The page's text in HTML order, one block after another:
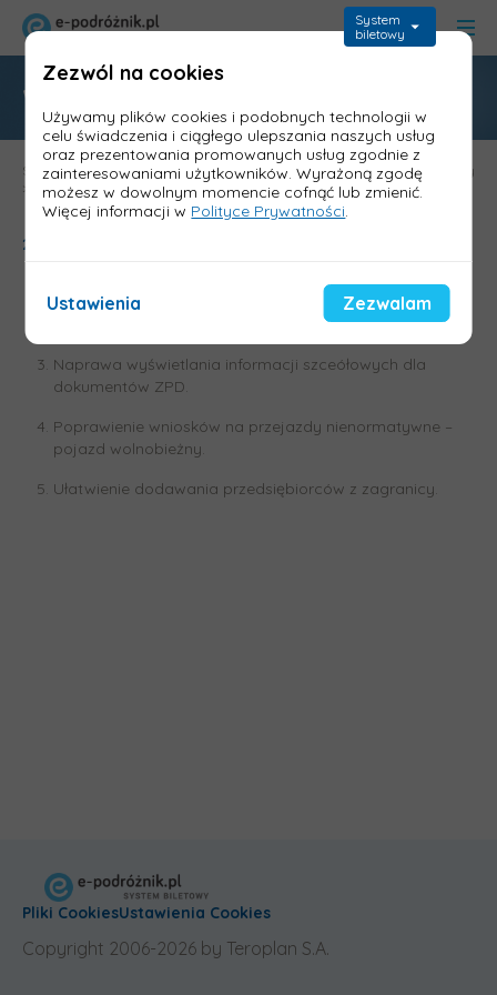
System
biletowy
Wersja 2.90.2 Foris Dokumenty
Strona główna>Wykazy zmian>Foris - wykazy zmian> Foris Dokumenty
>
Wersja 2.90.2 Foris Dokumenty
27.03.2025
Poprawienie powiązywania dokumentów z taksówkami.
Naprawa wyświetlania informacji szceółowych dla
dokumentów ZPD.
Poprawienie wniosków na przejazdy nienormatywne –
pojazd wolnobieżny.
Ułatwienie dodawania przedsiębiorców z zagranicy.
Pliki CookiesUstawienia Cookies
Copyright 2006-2026 by Teroplan S.A.
Zezwól na cookies
Używamy plików cookies i podobnych technologii w
celu świadczenia i ciągłego ulepszania naszych usług
oraz prezentowania promowanych usług zgodnie z
zainteresowaniami użytkowników. Wyrażoną zgodę
możesz w dowolnym momencie cofnąć lub zmienić.
Więcej informacji w Polityce Prywatności.
Ustawienia Zezwalam